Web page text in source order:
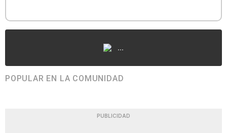
...
POPULAR EN LA COMUNIDAD
PUBLICIDAD